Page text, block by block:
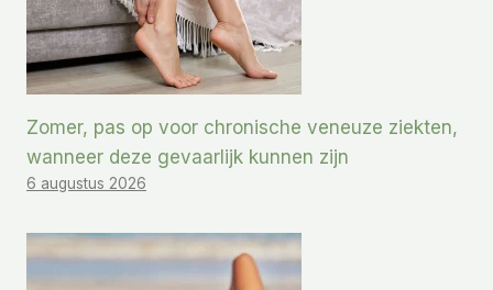
Zomer, pas op voor chronische veneuze ziekten,
wanneer deze gevaarlijk kunnen zijn
6 augustus 2026